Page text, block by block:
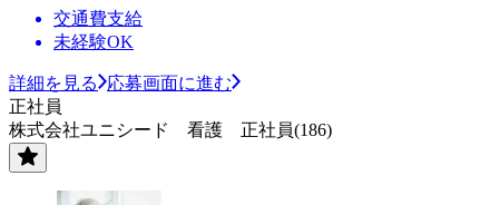
交通費支給
未経験OK
詳細を見る
応募画面に進む
正社員
株式会社ユニシード 看護 正社員(186)